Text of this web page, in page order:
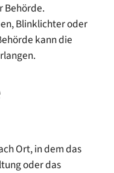
Behörde.
Blinklichter oder
kann die
Ort, in dem das
oder das